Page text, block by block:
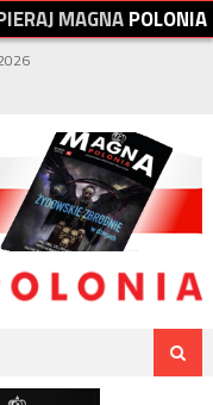
IERAJMAGNAPOLONIA